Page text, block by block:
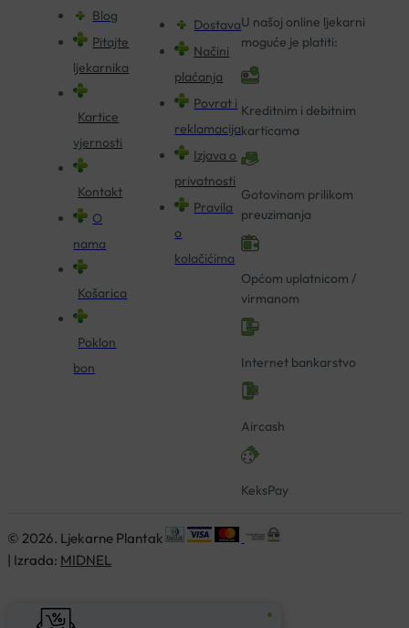
Blog
Pitajte
ljekarnika
Kartice
vjernosti
Kontakt
O
nama
Košarica
Poklon
bon
Dostava
Načini
plaćanja
Povrat i
reklamacija
Izjava o
privatnosti
Pravila
o
kolačićima
U našoj online ljekarni
moguće je platiti:
Kreditnim i debitnim
karticama
Gotovinom prilikom
preuzimanja
Općom uplatnicom /
virmanom
Internet bankarstvo
Aircash
KeksPay
© 2026. Ljekarne Plantak
| Izrada: MIDNEL